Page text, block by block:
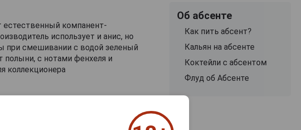
естественный компанент-
использует и анис, но
при смешивании с водой зеленый
полыни, с нотами фенхеля и
коллекционера
Об абсенте
Как пить абсент?
Кальян на абсенте
Коктейли с абсентом
Флуд об Абсенте